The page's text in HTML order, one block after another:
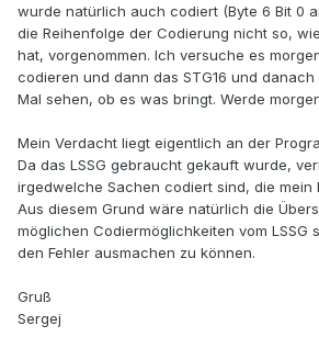
wurde natürlich auch codiert (Byte 6 Bit 0
die Reihenfolge der Codierung nicht so,
hat, vorgenommen. Ich versuche es
codieren und dann das STG16 und danach
Mal sehen, ob es was bringt. Werde
Mein Verdacht liegt eigentlich an der
Da das LSSG gebraucht gekauft wurde,
irgedwelche Sachen codiert sind, die mein
Aus diesem Grund wäre natürlich die
möglichen Codiermöglichkeiten vom LSSG
den Fehler ausmachen zu können.
Gruß
Sergej